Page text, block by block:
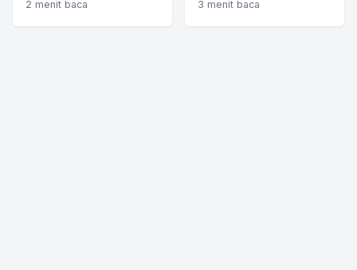
2 menit baca 3 menit baca